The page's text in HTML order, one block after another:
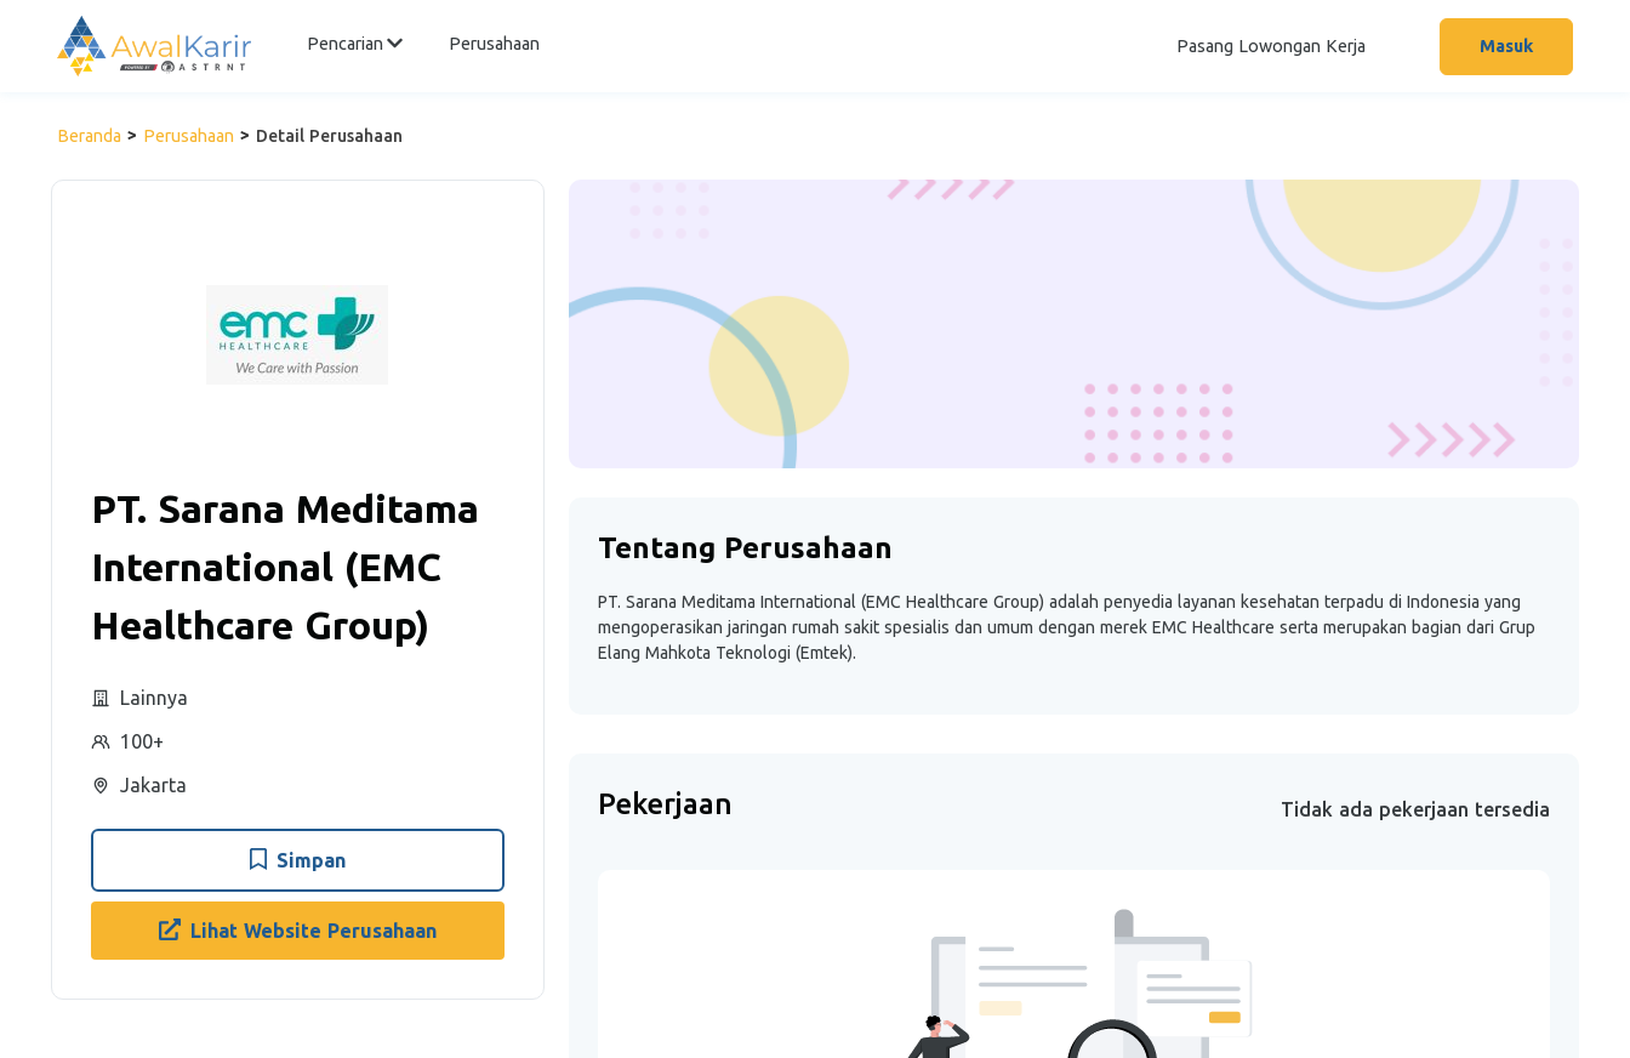
Pencarian Perusahaan Pasang Lowongan Kerja Masuk
Beranda Perusahaan Detail Perusahaan
PT. Sarana Meditama
International (EMC
Healthcare Group)
Lainnya
100+
Jakarta
Simpan
Lihat Website Perusahaan
Tentang Perusahaan
PT. Sarana Meditama International (EMC Healthcare Group) adalah penyedia layanan kesehatan terpadu di Indonesia yang
mengoperasikan jaringan rumah sakit spesialis dan umum dengan merek EMC Healthcare serta merupakan bagian dari Grup
Elang Mahkota Teknologi (Emtek).
Pekerjaan Tidak ada pekerjaan tersedia